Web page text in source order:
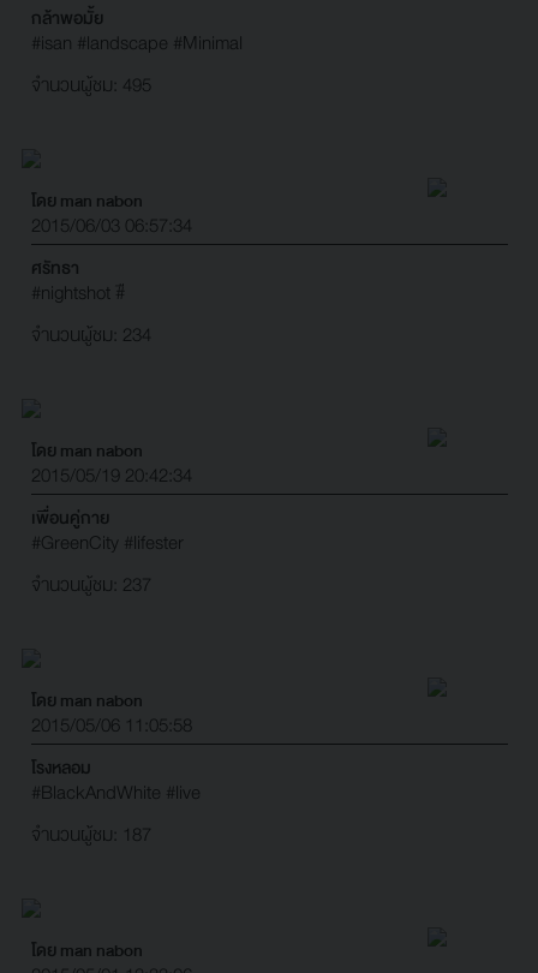
กล้าพอมั้ย
#isan #landscape #Minimal
จำนวนผู้ชม: 495
โดย man nabon
2015/06/03 06:57:34
ศรัทธา
#nightshot #ื
จำนวนผู้ชม: 234
โดย man nabon
2015/05/19 20:42:34
เพื่อนคู่กาย
#GreenCity #lifester
จำนวนผู้ชม: 237
โดย man nabon
2015/05/06 11:05:58
โรงหลอม
#BlackAndWhite #live
จำนวนผู้ชม: 187
โดย man nabon